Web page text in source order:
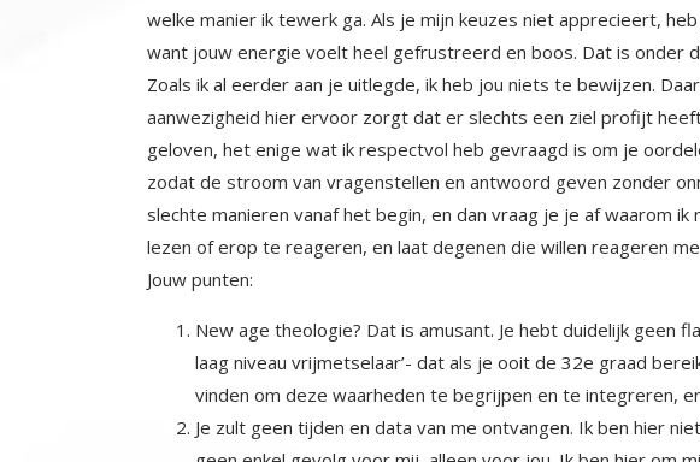
want jouw energie voelt heel gefrustreerd en boos. Dat is onder
Zoals ik al eerder aan je uitlegde, ik heb jou niets te bewijzen.
aanwezigheid hier ervoor zorgt dat er slechts een ziel profijt
geloven, het enige wat ik respectvol heb gevraagd is om je
zodat de stroom van vragenstellen en antwoord geven zonder
slechte manieren vanaf het begin, en dan vraag je je af waarom ik
lezen of erop te reageren, en laat degenen die willen reageren
Jouw punten:
New age theologie? Dat is amusant. Je hebt duidelijk geen
laag niveau vrijmetselaar’- dat als je ooit de 32e graad
vinden om deze waarheden te begrijpen en te integreren,
Je zult geen tijden en data van me ontvangen. Ik ben hier
geen enkel gevolg voor mij, alleen voor jou. Ik ben hier om